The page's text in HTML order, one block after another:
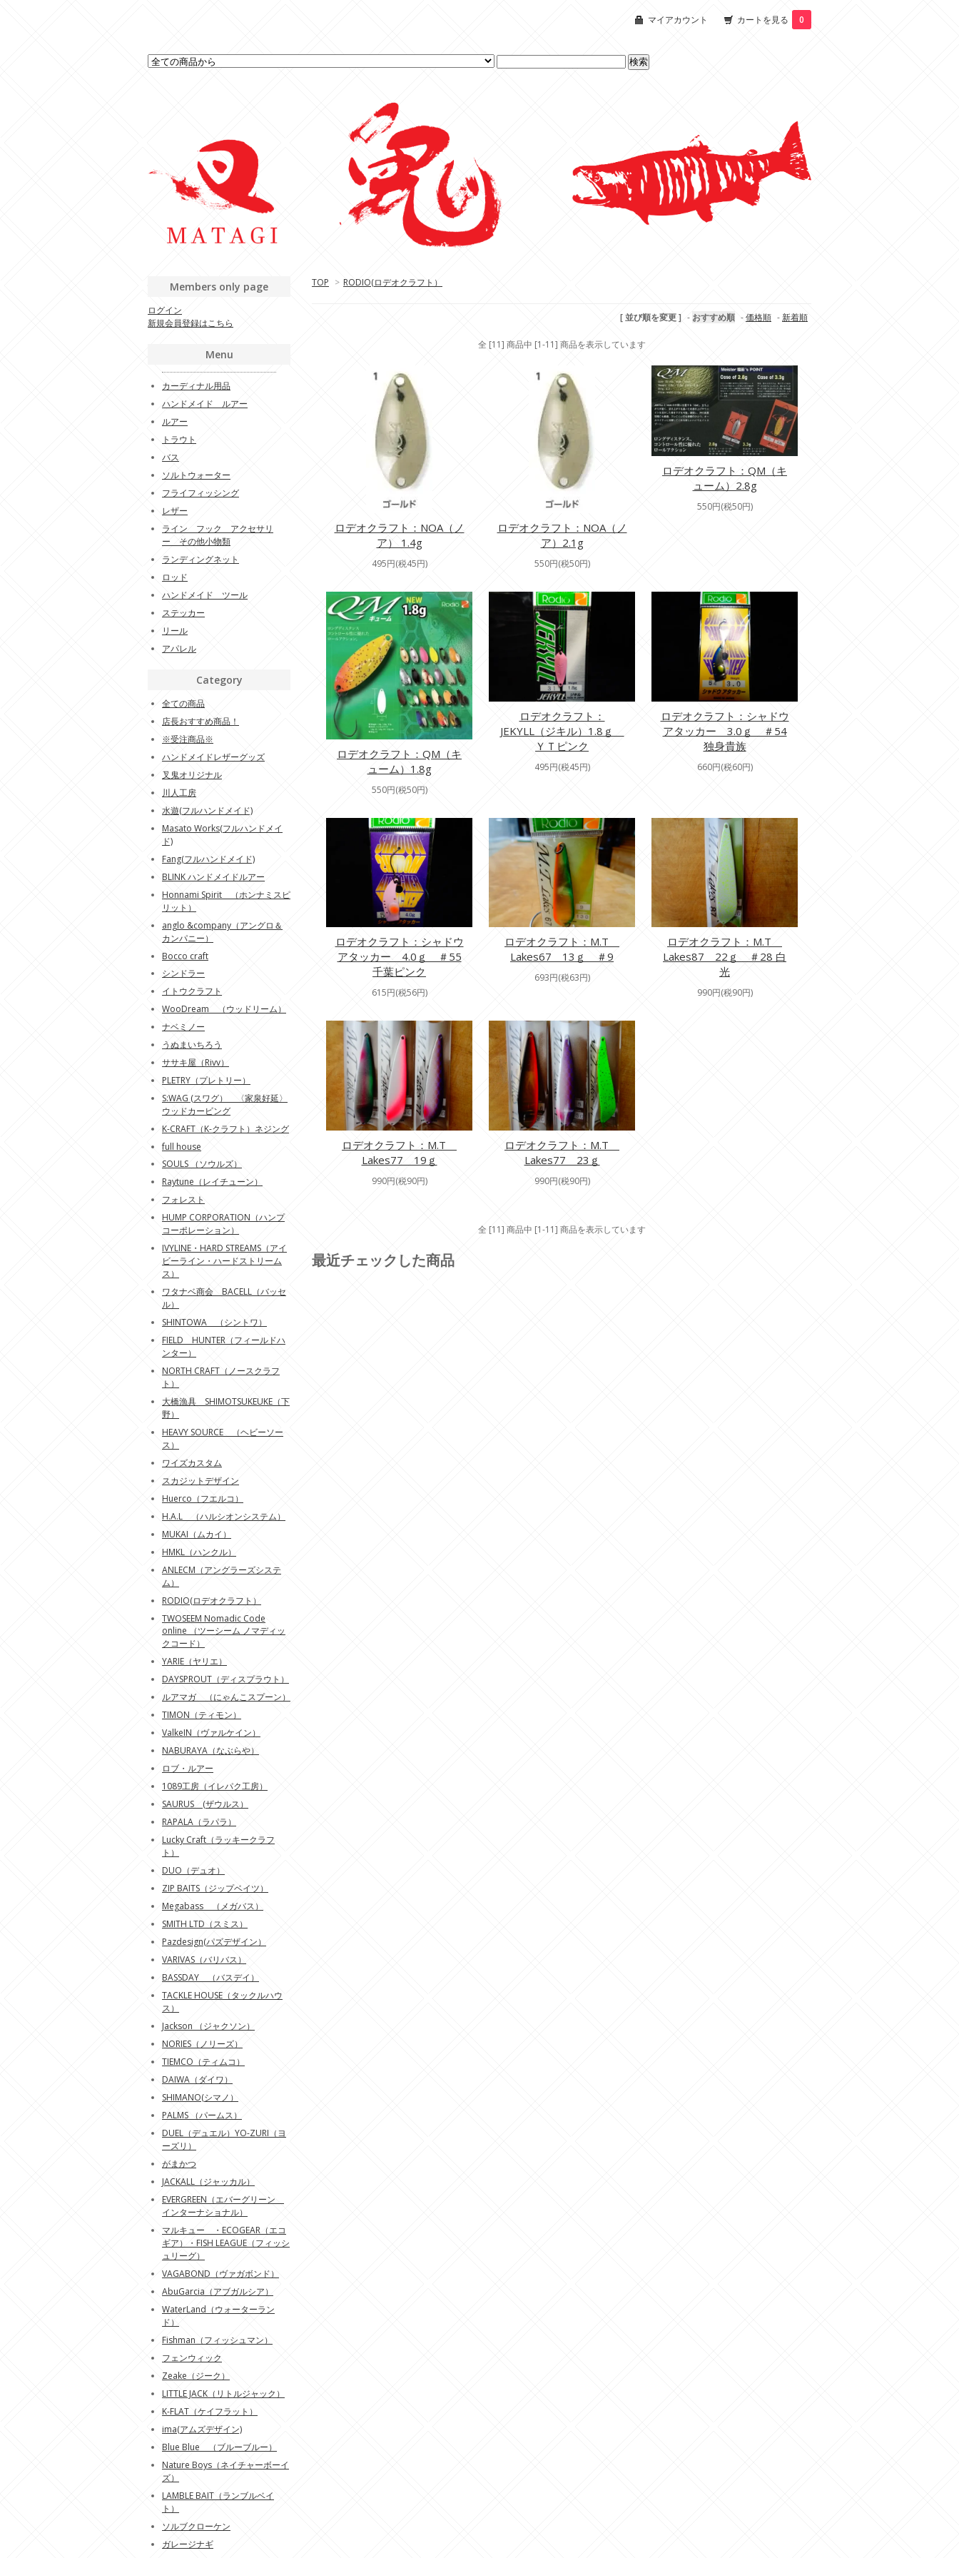
マイアカウント カートを見る 0
TOP > RODIO(ロデオクラフト）
[ 並び順を変更 ] - おすすめ順 -価格順 -新着順
全 [11] 商品中 [1-11] 商品を表示しています
ロデオクラフト：NOA（ノ
ア） 1.4g
495円(税45円)
ロデオクラフト：NOA（ノ
ア）2.1g
550円(税50円)
ロデオクラフト：QM（キ
ューム）2.8g
550円(税50円)
ロデオクラフト：QM（キ
ューム）1.8g
550円(税50円)
ロデオクラフト：
JEKYLL（ジキル）1.8ｇ
ＹＴピンク
495円(税45円)
ロデオクラフト：シャドウ
アタッカー 3.0ｇ ＃54
独身貴族
660円(税60円)
ロデオクラフト：シャドウ
アタッカー 4.0ｇ ＃55
千葉ピンク
615円(税56円)
ロデオクラフト：M.T
Lakes67 13ｇ ＃9
693円(税63円)
ロデオクラフト：M.T
Lakes87 22ｇ ＃28 白
光
990円(税90円)
ロデオクラフト：M.T
Lakes77 19ｇ
990円(税90円)
ロデオクラフト：M.T
Lakes77 23ｇ
990円(税90円)
全 [11] 商品中 [1-11] 商品を表示しています
最近チェックした商品
Members only page
ログイン
新規会員登録はこちら
Menu
カーディナル用品
ハンドメイド ルアー
ルアー
トラウト
バス
ソルトウォーター
フライフィッシング
レザー
ライン フック アクセサリ
ー その他小物類
ランディングネット
ロッド
ハンドメイド ツール
ステッカー
リール
アパレル
Category
全ての商品
店長おすすめ商品！
※受注商品※
ハンドメイドレザーグッズ
叉鬼オリジナル
川人工房
水遊(フルハンドメイド)
Masato Works(フルハンドメイ
ド)
Fang(フルハンドメイド)
BLINK ハンドメイドルアー
Honnami Spirit （ホンナミスピ
リット）
anglo &company（アングロ＆
カンパニー）
Bocco craft
シンドラー
イトウクラフト
WooDream （ウッドリーム）
ナベミノー
うぬまいちろう
ササキ屋（Rivv）
PLETRY（プレトリー）
S:WAG (スワグ） 〈家泉好延〉
ウッドカービング
K-CRAFT（K-クラフト）ネジング
full house
SOULS （ソウルズ）
Raytune（レイチューン）
フォレスト
HUMP CORPORATION（ハンプ
コーポレーション）
IVYLINE・HARD STREAMS（アイ
ビーライン・ハードストリーム
ス）
ワタナベ商会 BACELL（バッセ
ル）
SHINTOWA （シントワ）
FIELD HUNTER（フィールドハ
ンター）
NORTH CRAFT（ノースクラフ
ト）
大橋漁具 SHIMOTSUKEUKE（下
野）
HEAVY SOURCE （ヘビーソー
ス）
ワイズカスタム
スカジットデザイン
Huerco（フエルコ）
H.A.L （ハルシオンシステム）
MUKAI（ムカイ）
HMKL（ハンクル）
ANLECM（アングラーズシステ
ム）
RODIO(ロデオクラフト）
TWOSEEM Nomadic Code
online （ツーシーム ノマディッ
クコード）
YARIE（ヤリエ）
DAYSPROUT（ディスプラウト）
ルアマガ （にゃんこスプーン）
TIMON（ティモン）
ValkeIN（ヴァルケイン）
NABURAYA（なぶらや）
ロブ・ルアー
1089工房（イレパク工房）
SAURUS (ザウルス）
RAPALA（ラパラ）
Lucky Craft（ラッキークラフ
ト）
DUO（デュオ）
ZIP BAITS（ジップベイツ）
Megabass （メガバス）
SMITH LTD（スミス）
Pazdesign(パズデザイン）
VARIVAS（バリバス）
BASSDAY （バスデイ）
TACKLE HOUSE（タックルハウ
ス）
Jackson （ジャクソン）
NORIES（ノリーズ）
TIEMCO（ティムコ）
DAIWA（ダイワ）
SHIMANO(シマノ）
PALMS （パームス）
DUEL（デュエル）YO-ZURI（ヨ
ーズリ）
がまかつ
JACKALL（ジャッカル）
EVERGREEN（エバーグリーン
インターナショナル）
マルキュー ・ECOGEAR（エコ
ギア）・FISH LEAGUE（フィッシ
ュリーグ）
VAGABOND（ヴァガボンド）
AbuGarcia（アブガルシア）
WaterLand（ウォーターラン
ド）
Fishman（フィッシュマン）
フェンウィック
Zeake（ジーク）
LITTLE JACK（リトルジャック）
K-FLAT（ケイフラット）
ima(アムズデザイン)
Blue Blue （ブルーブルー）
Nature Boys（ネイチャーボーイ
ズ）
LAMBLE BAIT（ランブルベイ
ト）
ソルブクローケン
ガレージナギ